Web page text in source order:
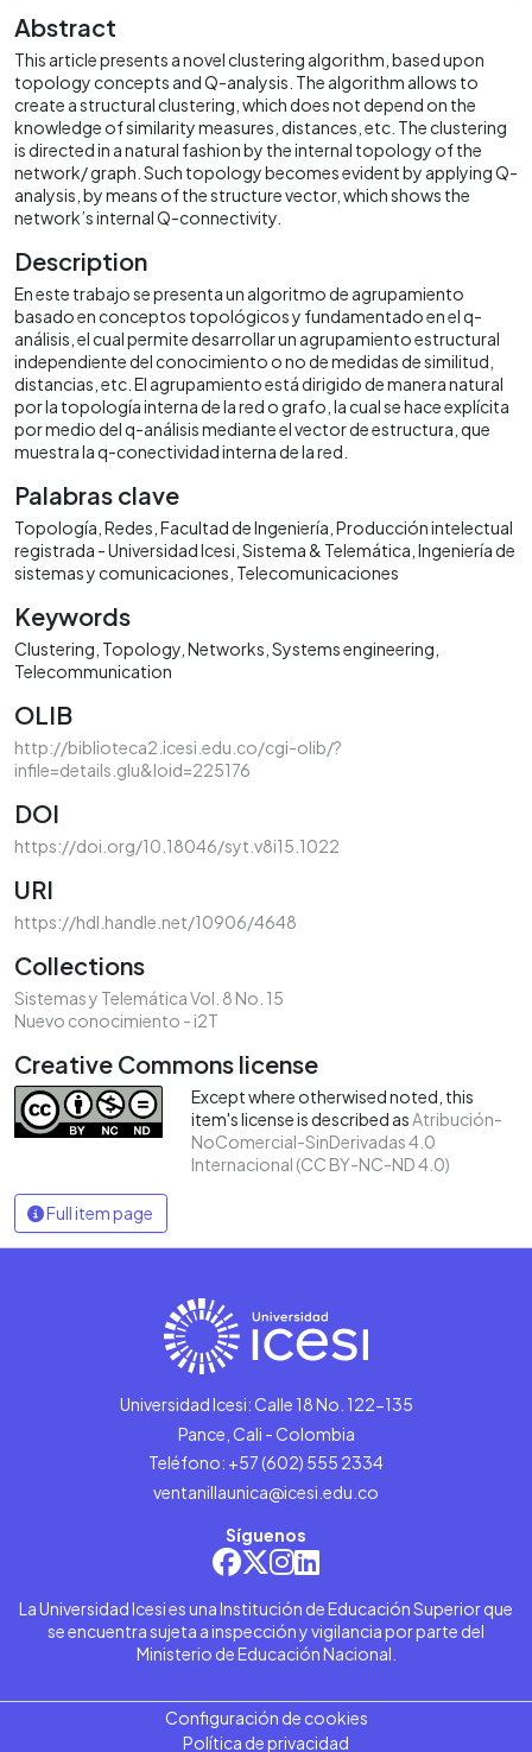
Abstract
This article presents a novel clustering algorithm, based upon
topology concepts and Q-analysis. The algorithm allows to
create a structural clustering, which does not depend on the
knowledge of similarity measures, distances, etc. The clustering
is directed in a natural fashion by the internal topology of the
network/ graph. Such topology becomes evident by applying Q-
analysis, by means of the structure vector, which shows the
network’s internal Q-connectivity.
Description
En este trabajo se presenta un algoritmo de agrupamiento
basado en conceptos topológicos y fundamentado en el q-
análisis, el cual permite desarrollar un agrupamiento estructural
independiente del conocimiento o no de medidas de similitud,
distancias, etc. El agrupamiento está dirigido de manera natural
por la topología interna de la red o grafo, la cual se hace explícita
por medio del q-análisis mediante el vector de estructura, que
muestra la q-conectividad interna de la red.
Palabras clave
Topología Redes Facultad de Ingeniería Producción intelectual
registrada - Universidad Icesi Sistema & Telemática Ingeniería de
sistemas y comunicaciones Telecomunicaciones
Keywords
Clustering Topology Networks Systems engineering
Telecommunication
OLIB
http://biblioteca2.icesi.edu.co/cgi-olib/?
infile=details.glu&loid=225176
DOI
https://doi.org/10.18046/syt.v8i15.1022
URI
https://hdl.handle.net/10906/4648
Collections
Sistemas y Telemática Vol. 8 No. 15
Nuevo conocimiento - i2T
Creative Commons license
Except where otherwised noted, this
item's license is described asAtribución-
NoComercial-SinDerivadas 4.0
Internacional (CC BY-NC-ND 4.0)
Full item page
Universidad Icesi: Calle 18 No. 122-135
Pance, Cali - Colombia
Teléfono: +57 (602) 555 2334
ventanillaunica@icesi.edu.co
Síguenos
La Universidad Icesi es una Institución de Educación Superior que
se encuentra sujeta a inspección y vigilancia por parte del
Ministerio de Educación Nacional.
Configuración de cookies
Política de privacidad